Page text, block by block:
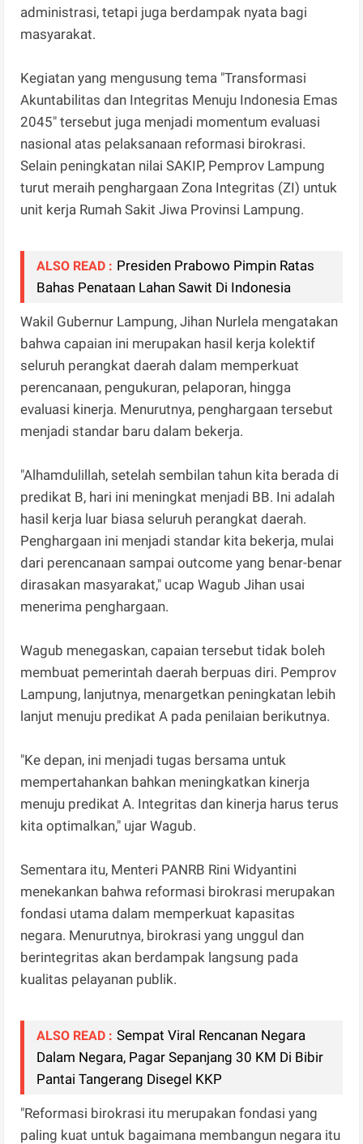
administrasi, tetapi juga berdampak nyata bagi
masyarakat.
Kegiatan yang mengusung tema "Transformasi
Akuntabilitas dan Integritas Menuju Indonesia Emas
2045" tersebut juga menjadi momentum evaluasi
nasional atas pelaksanaan reformasi birokrasi.
Selain peningkatan nilai SAKIP, Pemprov Lampung
turut meraih penghargaan Zona Integritas (ZI) untuk
unit kerja Rumah Sakit Jiwa Provinsi Lampung.
ALSO READ : Presiden Prabowo Pimpin Ratas
Bahas Penataan Lahan Sawit Di Indonesia
Wakil Gubernur Lampung, Jihan Nurlela mengatakan
bahwa capaian ini merupakan hasil kerja kolektif
seluruh perangkat daerah dalam memperkuat
perencanaan, pengukuran, pelaporan, hingga
evaluasi kinerja. Menurutnya, penghargaan tersebut
menjadi standar baru dalam bekerja.
"Alhamdulillah, setelah sembilan tahun kita berada di
predikat B, hari ini meningkat menjadi BB. Ini adalah
hasil kerja luar biasa seluruh perangkat daerah.
Penghargaan ini menjadi standar kita bekerja, mulai
dari perencanaan sampai outcome yang benar-benar
dirasakan masyarakat," ucap Wagub Jihan usai
menerima penghargaan.
Wagub menegaskan, capaian tersebut tidak boleh
membuat pemerintah daerah berpuas diri. Pemprov
Lampung, lanjutnya, menargetkan peningkatan lebih
lanjut menuju predikat A pada penilaian berikutnya.
"Ke depan, ini menjadi tugas bersama untuk
mempertahankan bahkan meningkatkan kinerja
menuju predikat A. Integritas dan kinerja harus terus
kita optimalkan," ujar Wagub.
Sementara itu, Menteri PANRB Rini Widyantini
menekankan bahwa reformasi birokrasi merupakan
fondasi utama dalam memperkuat kapasitas
negara. Menurutnya, birokrasi yang unggul dan
berintegritas akan berdampak langsung pada
kualitas pelayanan publik.
ALSO READ : Sempat Viral Rencanan Negara
Dalam Negara, Pagar Sepanjang 30 KM Di Bibir
Pantai Tangerang Disegel KKP
"Reformasi birokrasi itu merupakan fondasi yang
paling kuat untuk bagaimana membangun negara itu